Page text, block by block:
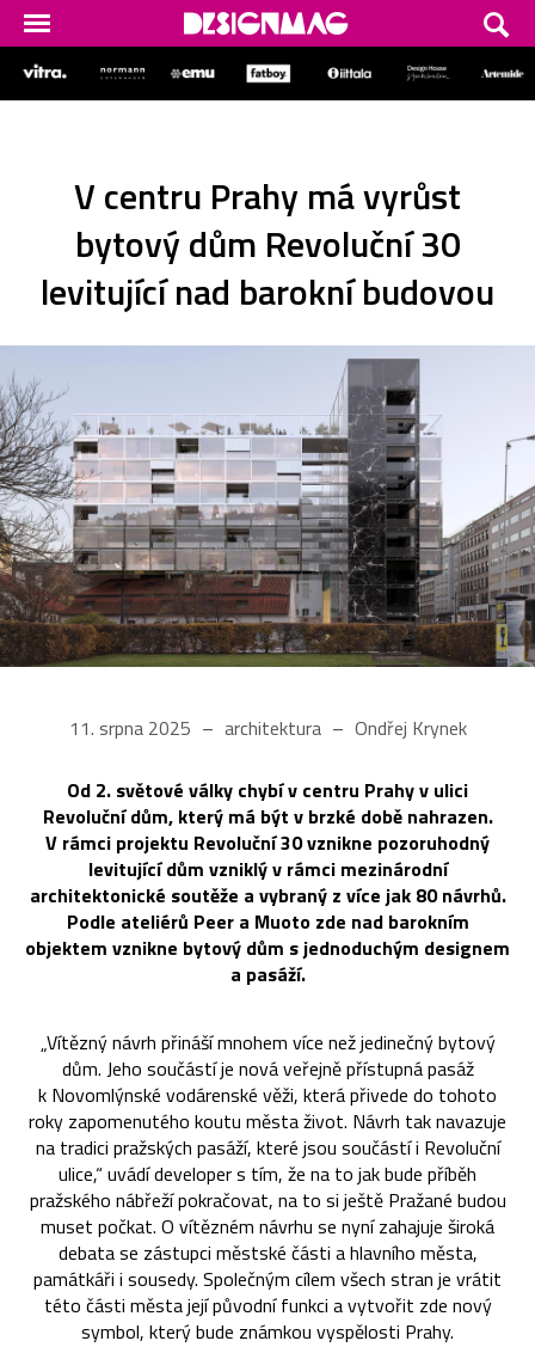
V centru Prahy má vyrůst
bytový dům Revoluční 30
levitující nad barokní budovou
11. srpna 2025 architektura Ondřej Krynek
Od 2. světové války chybí v centru Prahy v ulici
Revoluční dům, který má být v brzké době nahrazen.
V rámci projektu Revoluční 30 vznikne pozoruhodný
levitující dům vzniklý v rámci mezinárodní
architektonické soutěže a vybraný z více jak 80 návrhů.
Podle ateliérů Peer a Muoto zde nad barokním
objektem vznikne bytový dům s jednoduchým designem
a pasáží.
„Vítězný návrh přináší mnohem více než jedinečný bytový
dům. Jeho součástí je nová veřejně přístupná pasáž
k Novomlýnské vodárenské věži, která přivede do tohoto
roky zapomenutého koutu města život. Návrh tak navazuje
na tradici pražských pasáží, které jsou součástí i Revoluční
ulice,“ uvádí developer s tím, že na to jak bude příběh
pražského nábřeží pokračovat, na to si ještě Pražané budou
muset počkat. O vítězném návrhu se nyní zahajuje široká
debata se zástupci městské části a hlavního města,
památkáři i sousedy. Společným cílem všech stran je vrátit
této části města její původní funkci a vytvořit zde nový
symbol, který bude známkou vyspělosti Prahy.